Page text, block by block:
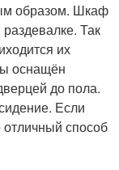
образом. Шкаф
Так
их
оснащён
до пола.
Если
способ